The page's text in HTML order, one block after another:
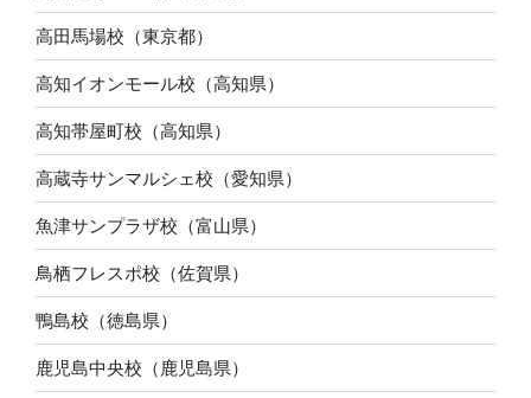
高田馬場校（東京都）
高知イオンモール校（高知県）
高知帯屋町校（高知県）
高蔵寺サンマルシェ校（愛知県）
魚津サンプラザ校（富山県）
鳥栖フレスポ校（佐賀県）
鴨島校（徳島県）
鹿児島中央校（鹿児島県）